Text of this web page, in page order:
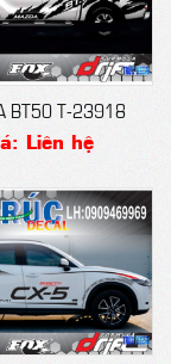
BT50 T-23918
Liên hệ